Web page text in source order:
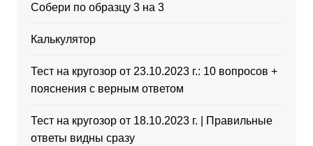
Собери по образцу 3 на 3
Калькулятор
Тест на кругозор от 23.10.2023 г.: 10 вопросов +
пояснения с верным ответом
Тест на кругозор от 18.10.2023 г. | Правильные
ответы видны сразу